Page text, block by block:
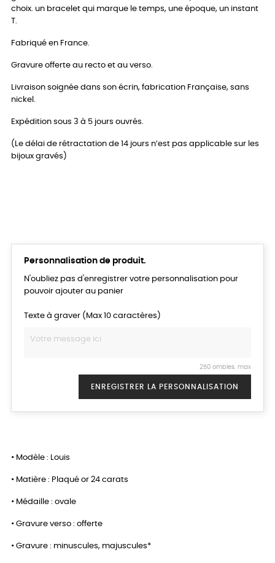
choix. un bracelet qui marque le temps, une époque, un instant
T.
Fabriqué en France.
Gravure offerte au recto et au verso.
Livraison soignée dans son écrin, fabrication Française, sans
nickel.
Expédition sous 3 à 5 jours ouvrés.
(Le délai de rétractation de 14 jours n’est pas applicable sur les
bijoux gravés)
Personnalisation de produit.
N'oubliez pas d'enregistrer votre personnalisation pour
pouvoir ajouter au panier
Texte à graver (Max 10 caractères)
250 ombles. max
ENREGISTRER LA PERSONNALISATION
• Modèle : Louis
• Matière : Plaqué or 24 carats
• Médaille : ovale
• Gravure verso : offerte
• Gravure : minuscules, majuscules*